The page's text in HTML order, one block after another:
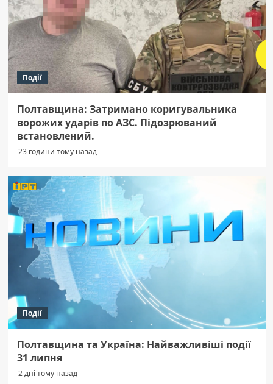
Події
Полтавщина: Затримано коригувальника
ворожих ударів по АЗС. Підозрюваний
встановлений.
23 години тому назад
Події
Полтавщина та Україна: Найважливіші події
31 липня
2 дні тому назад